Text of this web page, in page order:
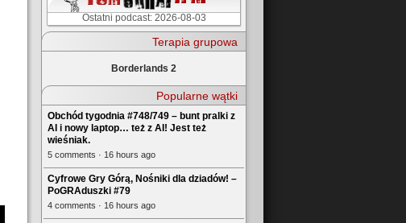
Ostatni podcast: 2026-08-03
Terapia grupowa
Borderlands 2
Popularne wątki
Obchód tygodnia #748/749 – bunt pralki z
AI i nowy laptop… też z AI! Jest też
wieśniak.
5 comments · 16 hours ago
Cyfrowe Gry Górą, Nośniki dla dziadów! –
PoGRAduszki #79
4 comments · 16 hours ago